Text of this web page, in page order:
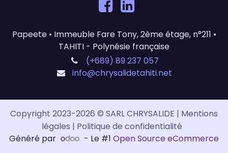
Papeete • Immeuble Fare Tony, 2ème étage, n°211 •
TAHITI - Polynésie française
(+689) 89 237 057
info@chrysalidetahiti.net
Copyright 2023-2026 ​​© SARL CHRYSALIDE | Mentions
légales | Politique de confidentialité
Généré par
- Le #1 Open Source eCommerce